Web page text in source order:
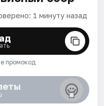
1 минуту назад
промокод